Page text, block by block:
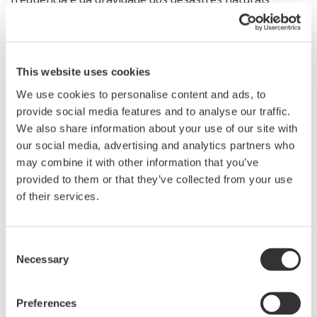
This website uses cookies
We use cookies to personalise content and ads, to
provide social media features and to analyse our traffic.
We also share information about your use of our site with
our social media, advertising and analytics partners who
may combine it with other information that you’ve
provided to them or that they’ve collected from your use
of their services.
Selection
Necessary
Preferences
relacionados ao clima. Por meio de nossos esforços de
sustentabilidade, continuaremos a nos unir à
escassez de recursos e as mudanças climáticas."
Desde a implementação dos sistemas de controle no
maior parque eólico do Japão até o fornecimento de
sistemas de monitoramento para um importante
oleoduto de transmissão de água na Arábia Saudita, a
Yokogawa continua sua busca incansável pelas metas
uma economia circular e garantir o bem-estar de todos
até 2050, tornando assim o mundo um lugar melhor
Paul Simpson, diretor executivo do CDP, disse: